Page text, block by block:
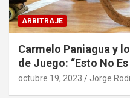
ARBITRAJE
Carmelo Paniagua y
de Juego: “Esto No
octubre 19, 2023 Jorge